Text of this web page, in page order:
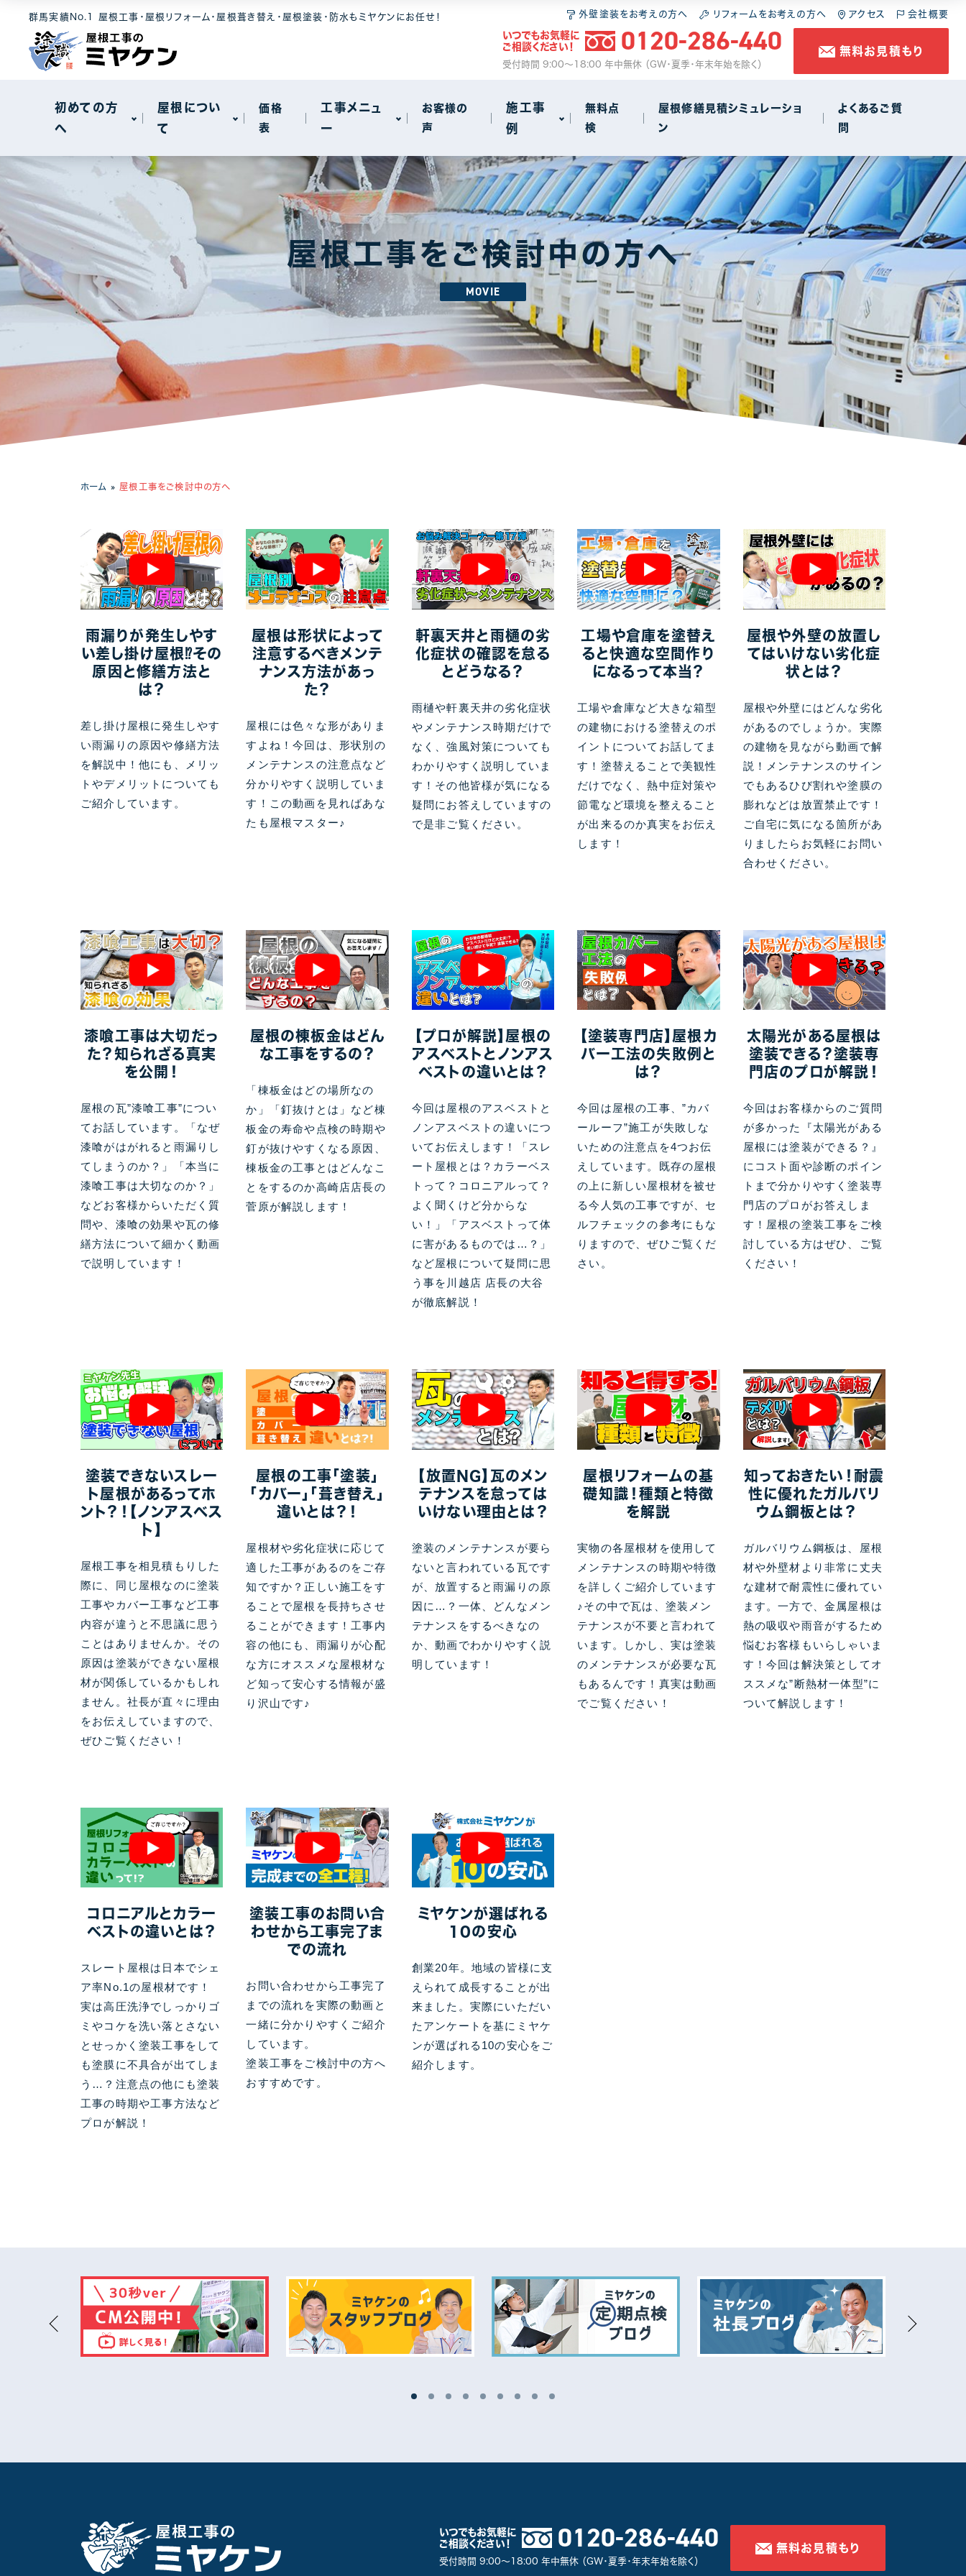
群馬実績No.1 屋根工事・屋根リフォーム・屋根葺き替え・屋根塗装・防水もミヤケンにお任せ！ 外壁塗装をお考えの方へ リフォームをお考えの方へ アクセス 会社概要
いつでもお気軽に
ご相談ください！
0120-286-440
受付時間 9:00～18:00 年中無休 （GW・夏季・年末年始を除く）
無料お見積もり
初めての方
へ
選ばれる理由 6つの安心 無料点検 施工の流れ
メンテナンスサイクル 火災保険のご案内 コラム
新着情報 動画で見る屋根工事の基礎知識
屋根につい
て
屋根について
和瓦 スレート屋根
モニエル瓦 セメント瓦 金属屋根
価格
表
工事メニュ
ー
工事メニュー 屋根塗装 屋根の葺き直し
屋根カバー工事 瓦・漆喰工事 雨樋工事
天窓工事 屋根葺き替え 防水工事
棟板金工事 雨漏り
お客様の
声
施工事
例
セキスイハイム 2
一般住宅 72 other 18 店舗・商店街
工場・事務所 1 アパート・マンション・ビル 1
無料点
検
屋根修繕見積シミュレーショ
ン
よくあるご質
問
選ばれる理由 6つの安心 施工の流れ
火災保険のご案内
屋根について
屋根素材 スレート屋根
セメント瓦
工事メニュー 屋根の葺き直し
瓦・漆喰工事
工場・事務所 1 アパート・マンション・ビル 1
屋根工事をご検討中の方へ
MOVIE
ホーム » 屋根工事をご検討中の方へ
雨漏りが発生しやす
い差し掛け屋根⁉その
原因と修繕方法と
は？
差し掛け屋根に発生しやす
い雨漏りの原因や修繕方法
を解説中！他にも、メリッ
トやデメリットについても
ご紹介しています。
屋根は形状によって
注意するべきメンテ
ナンス方法があっ
た？
屋根には色々な形がありま
すよね！今回は、形状別の
メンテナンスの注意点など
分かりやすく説明していま
す！この動画を見ればあな
たも屋根マスター♪
軒裏天井と雨樋の劣
化症状の確認を怠る
とどうなる？
雨樋や軒裏天井の劣化症状
やメンテナンス時期だけで
なく、強風対策についても
わかりやすく説明していま
す！その他皆様が気になる
疑問にお答えしていますの
で是非ご覧ください。
工場や倉庫を塗替え
ると快適な空間作り
になるって本当？
工場や倉庫など大きな箱型
の建物における塗替えのポ
イントについてお話してま
す！塗替えることで美観性
だけでなく、熱中症対策や
節電など環境を整えること
が出来るのか真実をお伝え
します！
屋根や外壁の放置し
てはいけない劣化症
状とは？
屋根や外壁にはどんな劣化
があるのでしょうか。実際
の建物を見ながら動画で解
説！メンテナンスのサイン
でもあるひび割れや塗膜の
膨れなどは放置禁止です！
ご自宅に気になる箇所があ
りましたらお気軽にお問い
合わせください。
漆喰工事は大切だっ
た？知られざる真実
を公開！
屋根の瓦”漆喰工事”につい
てお話しています。「なぜ
漆喰がはがれると雨漏りし
てしまうのか？」「本当に
漆喰工事は大切なのか？」
などお客様からいただく質
問や、漆喰の効果や瓦の修
繕方法について細かく動画
で説明しています！
屋根の棟板金はどん
な工事をするの？
「棟板金はどの場所なの
か」「釘抜けとは」など棟
板金の寿命や点検の時期や
釘が抜けやすくなる原因、
棟板金の工事とはどんなこ
とをするのか高崎店店長の
菅原が解説します！
【プロが解説】屋根の
アスベストとノンアス
ベストの違いとは？
今回は屋根のアスベストと
ノンアスベストの違いにつ
いてお伝えします！「スレ
ート屋根とは？カラーベス
トって？コロニアルって？
よく聞くけど分からな
い！」「アスベストって体
に害があるものでは…？」
など屋根について疑問に思
う事を川越店 店長の大谷
が徹底解説！
【塗装専門店】屋根カ
バー工法の失敗例と
は？
今回は屋根の工事、”カバ
ールーフ”施工が失敗しな
いための注意点を4つお伝
えしています。既存の屋根
の上に新しい屋根材を被せ
る今人気の工事ですが、セ
ルフチェックの参考にもな
りますので、ぜひご覧くだ
さい。
太陽光がある屋根は
塗装できる？塗装専
門店のプロが解説！
今回はお客様からのご質問
が多かった『太陽光がある
屋根には塗装ができる？』
にコスト面や診断のポイン
トまで分かりやすく塗装専
門店のプロがお答えしま
す！屋根の塗装工事をご検
討している方はぜひ、ご覧
ください！
塗装できないスレー
ト屋根があるってホ
ント？！【ノンアスベス
ト】
屋根工事を相見積もりした
際に、同じ屋根なのに塗装
工事やカバー工事など工事
内容が違うと不思議に思う
ことはありませんか。その
原因は塗装ができない屋根
材が関係しているかもしれ
ません。社長が直々に理由
をお伝えしていますので、
ぜひご覧ください！
屋根の工事「塗装」
「カバー」「葺き替え」
違いとは？！
屋根材や劣化症状に応じて
適した工事があるのをご存
知ですか？正しい施工をす
ることで屋根を長持ちさせ
ることができます！工事内
容の他にも、雨漏りが心配
な方にオススメな屋根材な
ど知って安心する情報が盛
り沢山です♪
【放置NG】瓦のメン
テナンスを怠っては
いけない理由とは？
塗装のメンテナンスが要ら
ないと言われている瓦です
が、放置すると雨漏りの原
因に…？一体、どんなメン
テナンスをするべきなの
か、動画でわかりやすく説
明しています！
屋根リフォームの基
礎知識！種類と特徴
を解説
実物の各屋根材を使用して
メンテナンスの時期や特徴
を詳しくご紹介しています
♪その中で瓦は、塗装メン
テナンスが不要と言われて
います。しかし、実は塗装
のメンテナンスが必要な瓦
もあるんです！真実は動画
でご覧ください！
知っておきたい！耐震
性に優れたガルバリ
ウム鋼板とは？
ガルバリウム鋼板は、屋根
材や外壁材より非常に丈夫
な建材で耐震性に優れてい
ます。一方で、金属屋根は
熱の吸収や雨音がするため
悩むお客様もいらしゃいま
す！今回は解決策としてオ
ススメな”断熱材一体型”に
ついて解説します！
コロニアルとカラー
ベストの違いとは？
スレート屋根は日本でシェ
ア率No.1の屋根材です！
実は高圧洗浄でしっかりゴ
ミやコケを洗い落とさない
とせっかく塗装工事をして
も塗膜に不具合が出てしま
う…？注意点の他にも塗装
工事の時期や工事方法など
プロが解説！
塗装工事のお問い合
わせから工事完了ま
での流れ
お問い合わせから工事完了
までの流れを実際の動画と
一緒に分かりやすくご紹介
しています。
塗装工事をご検討中の方へ
おすすめです。
ミヤケンが選ばれる
10の安心
創業20年。地域の皆様に支
えられて成長することが出
来ました。実際にいただい
たアンケートを基にミヤケ
ンが選ばれる10の安心をご
紹介します。
いつでもお気軽に
ご相談ください！
0120-286-440
受付時間 9:00～18:00 年中無休 （GW・夏季・年末年始を除く）
無料お見積もり